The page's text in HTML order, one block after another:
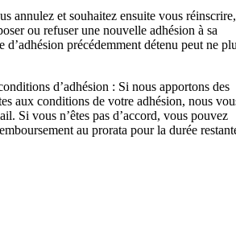
annulez et souhaitez ensuite vous réinscrire,
ou refuser une nouvelle adhésion à sa
d’adhésion précédemment détenu peut ne
d’adhésion : Si nous apportons des
aux conditions de votre adhésion, nous
Si vous n’êtes pas d’accord, vous pouvez
au prorata pour la durée